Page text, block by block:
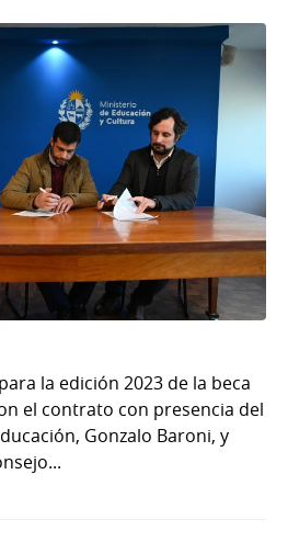
la edición 2023 de la beca
el contrato con presencia del
Gonzalo Baroni, y